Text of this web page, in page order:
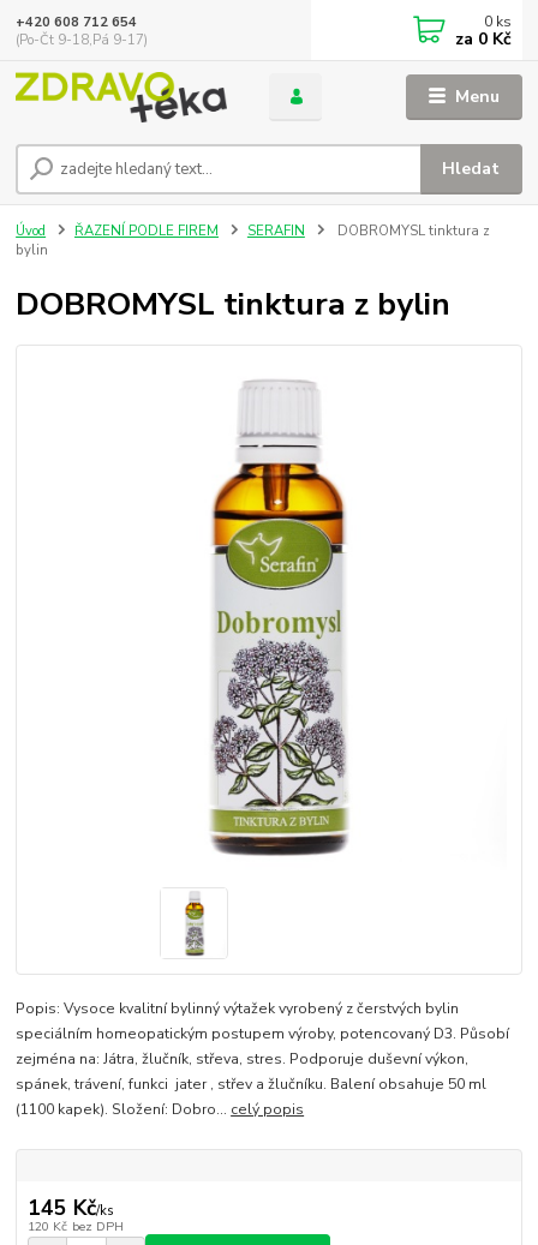
Menu
Hledat
+420 608 712 654
(Po-Čt 9-18,Pá 9-17)
0 ks
za 0 Kč
Úvod ŘAZENÍ PODLE FIREM SERAFIN
DOBROMYSL tinktura z
bylin
DOBROMYSL tinktura z bylin
Popis: Vysoce kvalitní bylinný výtažek vyrobený z čerstvých bylin
speciálním homeopatickým postupem výroby, potencovaný D3. Působí
zejména na: Játra, žlučník, střeva, stres. Podporuje duševní výkon,
spánek, trávení, funkci jater , střev a žlučníku. Balení obsahuje 50 ml
(1100 kapek). Složení: Dobro... celý popis
145 Kč/ks
120 Kč bez DPH